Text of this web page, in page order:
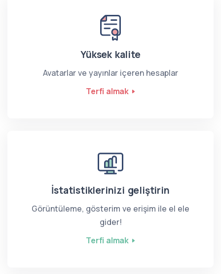
Yüksek kalite
Avatarlar ve yayınlar içeren hesaplar
Terfi almak
İstatistiklerinizi geliştirin
Görüntüleme, gösterim ve erişim ile el ele
gider!
Terfi almak